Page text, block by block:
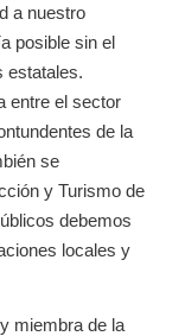
a nuestro
posible sin el
estatales.
entre el sector
de la
se
y Turismo de
debemos
locales y
miembra de la